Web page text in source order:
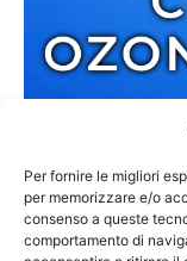
Per fornire le migliori
per memorizzare e/o
consenso a queste
comportamento di